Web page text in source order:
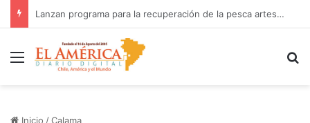
Fiscalía investiga accidente con resultado de muerte en faena minera
Menú
Inicio /Calama